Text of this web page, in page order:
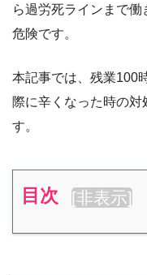
ら過労死ラインまで
危険です。
本記事では、残業100
際に辛くなった時の対
す。
目次 [非表示]